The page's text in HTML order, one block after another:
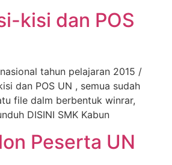
kisi dan POS
tahun pelajaran 2015 /
dan POS UN , semua sudah
file dalm berbentuk winrar,
DISINI SMK Kabun
Peserta UN